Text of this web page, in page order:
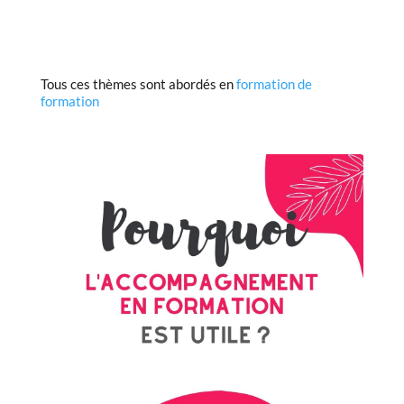
Tous ces thèmes sont abordés enformation de
formation